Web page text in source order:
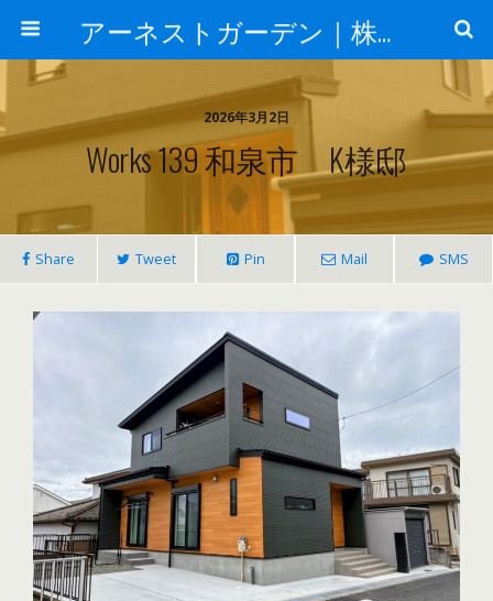
アーネストガーデン｜株式会社三栄建設
2026年3月2日
Works 139 和泉市 K様邸
Share Tweet Pin Mail SMS